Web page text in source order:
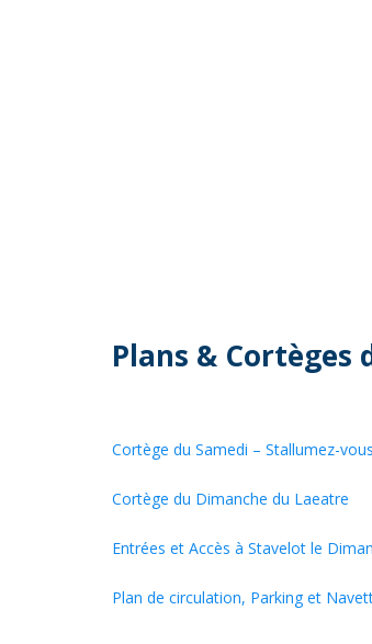
Plans & Cortèges
Cortège du Samedi – Stallumez-vous
Cortège du Dimanche du Laeatre
Entrées et Accès à Stavelot le
Plan de circulation, Parking et